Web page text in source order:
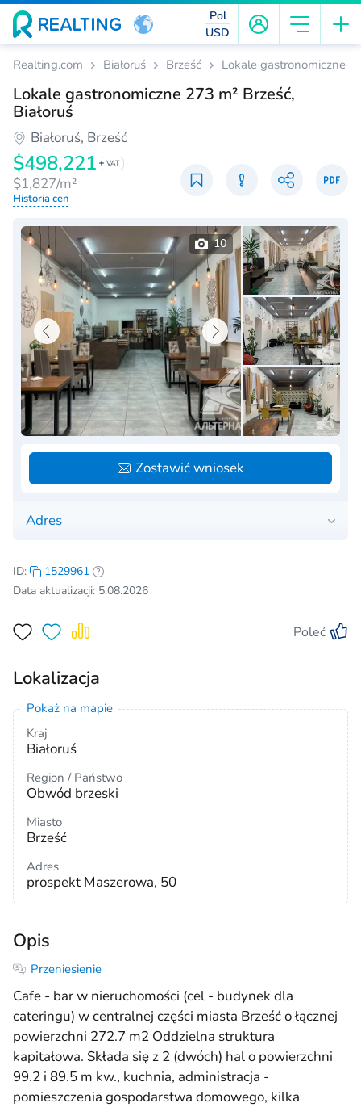
Pol
USD
Realting.com Białoruś Brześć Lokale gastronomiczne
Lokale gastronomiczne 273 m² Brześć,
Białoruś
Białoruś, Brześć
$498,221 VAT
$1,827/m²
Historia cen
Adres
10
Zostawić wniosek
ID:
1529961
Data aktualizacji: 5.08.2026
Poleć
Lokalizacja
Pokaż na mapie
Kraj
Białoruś
Region / Państwo
Obwód brzeski
Miasto
Brześć
Adres
prospekt Maszerowa, 50
Opis
Przeniesienie
Cafe - bar w nieruchomości (cel - budynek dla
cateringu) w centralnej części miasta Brześć o łącznej
powierzchni 272.7 m2 Oddzielna struktura
kapitałowa. Składa się z 2 (dwóch) hal o powierzchni
99.2 i 89.5 m kw., kuchnia, administracja -
pomieszczenia gospodarstwa domowego, kilka